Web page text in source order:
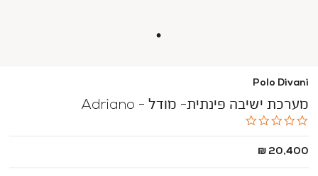
Polo Divani
מערכת ישיבה פינתית- מודל - Adriano
החל
20,400 ₪